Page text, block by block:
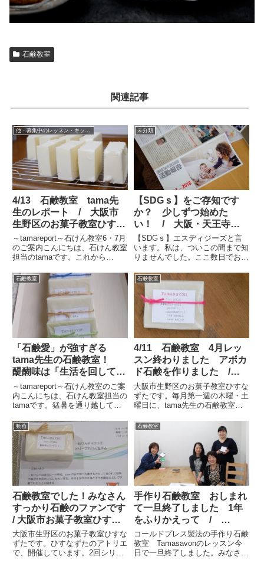
石鹸教室
関連記事
他・募集中のレッスン・キッズレッスン・石鹸教室など
4/13 石鹸教室 tama先
生のレポート / 大阪市
生野区のお菓子教室ひすな
ずた
～tamareport～石けん教室6・7月
のご案内こんにちは、石けん教室
担当のtamaです。これから
で登場いたします。どうぞよろし
くお願いいたします！2・3月の
石けん教室第1弾も無事に終え、
現在第2弾お越しいた...
未分類
【SDGｓ】をご存知です
か？ 少しずつ始めた
い！ / 大阪・天王寺・
なんば お菓子教室ひすな
ずた
【SDGｓ】エスディジーズと言
います。私は、ついこの間まで知
りませんでした。ここ数日でお二
に？」と興味を持ちました！英語
では、「Sustainable
Development Goals」日本語に
訳すと「持続可能...
石鹸教室
「石鹸愛」が強すぎる
tama先生の石鹸教室！
醍醐味は「生活を回してい
くこと」手作りの化粧水・
てんぷら油の処理とつなが
っていきます。
～tamareport～石けん教室のご案
内こんにちは、石けん教室担当の
tamaです。猛暑を通り越して酷
けんも溶けそうになっておりま
す。笑この時期は手作り石けんに
も酷な時期。温度や湿度で予想外
も多く、失敗しがちな...
石鹸教室
4/11 石鹸教室 4月レッ
スン終わりました アボカ
ド石鹸を作りました /
大阪市お菓子教室
大阪市生野区のお菓子教室ひすな
ずたです。毎月第一週の木曜・土
曜日に、tama先生の石鹸教室を
っていただいて、ちゃんと石鹸の
こと、苛性ソーダのことなどを学
んでいただき、本当によいものし
か入れないtama先生の石鹸...
動画
石鹸教室でした！みなさん
すっかり石鹸のファンです
/ 大阪市お菓子教室ひすな
ずた
大阪市生野区のお菓子教室ひすな
ずたです。ひすなずたのアトリエ
で、開催しています。2回シリー
石鹸教室
手作り石鹸教室 おしまれ
て一旦終了しました 1年
をふりかえって /
tamasavon 大阪お菓子
教室ひすなずた
コールドプレス製法の手作り石鹸
教室 Tamasavonのレッスン今
日で一旦終了しました。みなさ